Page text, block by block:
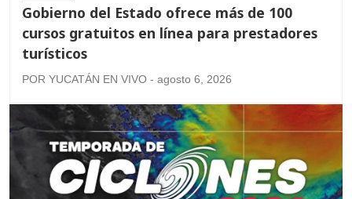
Gobierno del Estado ofrece más de 100
cursos gratuitos en línea para prestadores
turísticos
POR YUCATÁN EN VIVO - agosto 6, 2026